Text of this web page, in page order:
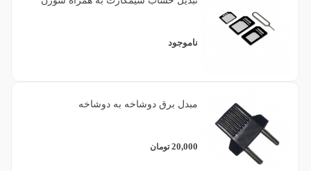
ناموجود
مبدل برق دوشاخه به دوشاخه
20,000 تومان